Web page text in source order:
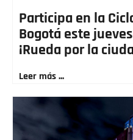
Participa en la
Bogotá este
¡Rueda por la
Leer más ...